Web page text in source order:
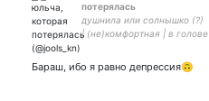
потерялась
душнила или солнышко (?)
| (не)комфортная | в голове
#импровизация и что-то
ещё | я перестал
Бараш, ибо я равно депрессия🙃